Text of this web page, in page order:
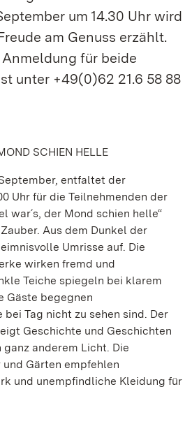
um 14.30 Uhr wird
am Genuss erzählt.
für beide
unter +49(0)62 21.6 58 88
SCHIEN HELLE
entfaltet der
Uhr für die Teilnehmenden der
war´s, der Mond schien helle“
Aus dem Dunkel der
Umrisse auf. Die
wirken fremd und
Teiche spiegeln bei klarem
Gäste begegnen
Tag nicht zu sehen sind. Der
Geschichte und Geschichten
anderem Licht. Die
Gärten empfehlen
und unempfindliche Kleidung für